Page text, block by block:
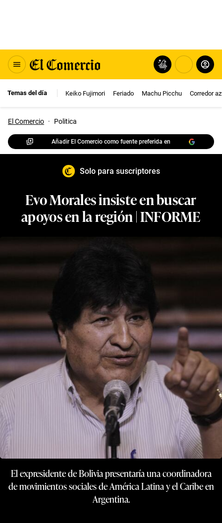
Temas del día Keiko Fujimori Feriado Machu Picchu Corredor
El Comercio · Politica
Añadir El Comercio como fuente preferida en
Solo para suscriptores
Evo Morales insiste en buscar
apoyos en la región | INFORME
El expresidente de Bolivia presentaría una coordinadora
de movimientos sociales de América Latina y el Caribe en
Argentina.